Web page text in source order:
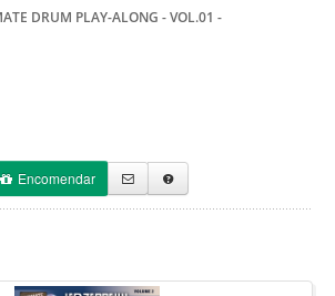
DRUM PLAY-ALONG - VOL.01 -
Encomendar